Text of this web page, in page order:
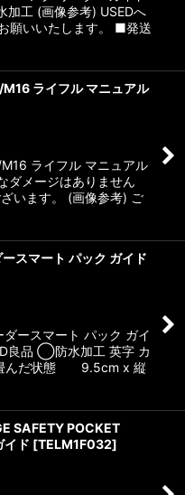
工 (画像参考) USEDへ
願いいたします。 ■発送
ライフル マニュアル
ライフル マニュアル
メージはありません
います。 (画像参考) ご
スマート パック ガイド
ースマート パック ガイ
良品 ◯防水加工 英字 カ
んだ状態 9.5cm x 縦
SAFETY POCKET
イド [TELM1F032]